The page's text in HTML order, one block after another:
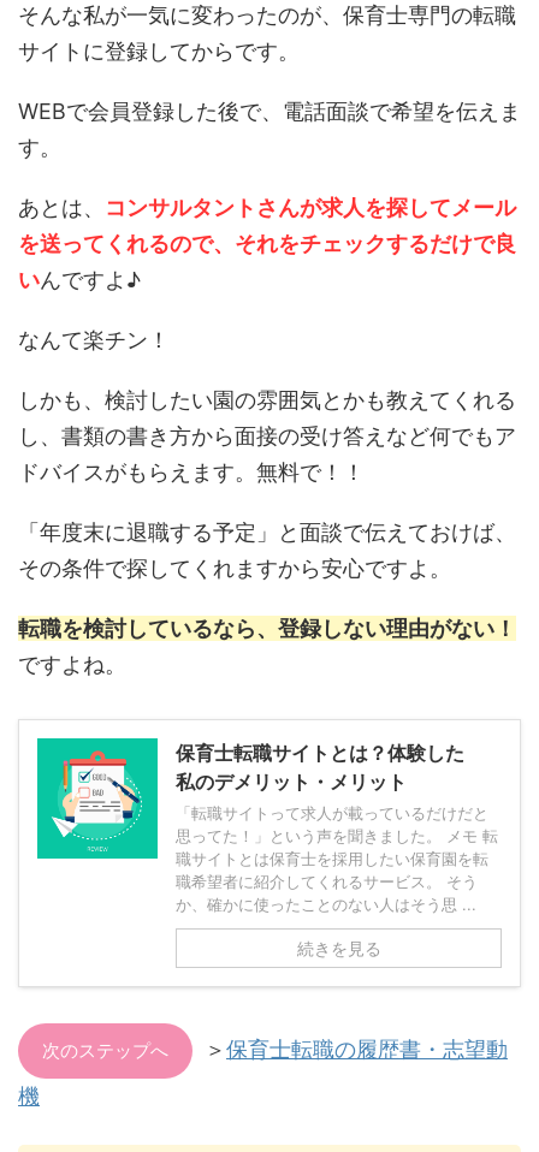
そんな私が一気に変わったのが、保育士専門の転職
サイトに登録してからです。
WEBで会員登録した後で、電話面談で希望を伝えま
す。
あとは、 コンサルタントさんが求人を探してメール
を送ってくれるので、それをチェックするだけで良
いんですよ♪
なんて楽チン！
しかも、検討したい園の雰囲気とかも教えてくれる
し、書類の書き方から面接の受け答えなど何でもア
ドバイスがもらえます。無料で！！
「年度末に退職する予定」と面談で伝えておけば、
その条件で探してくれますから安心ですよ。
転職を検討しているなら、登録しない理由がない！
ですよね。
保育士転職サイトとは？体験した
私のデメリット・メリット
「転職サイトって求人が載っているだけだと
思ってた！」という声を聞きました。 メモ 転
職サイトとは保育士を採用したい保育園を転
職希望者に紹介してくれるサービス。 そう
か、確かに使ったことのない人はそう思 ...
続きを見る
次のステップへ ＞保育士転職の履歴書・志望動
機